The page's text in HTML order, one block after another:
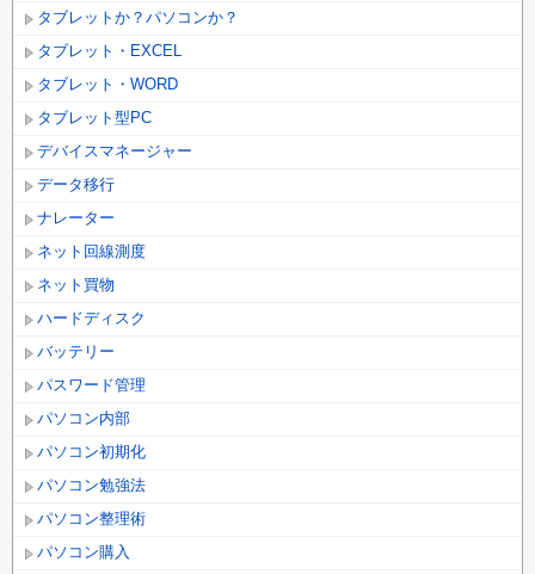
タブレットか？パソコンか？
タブレット・EXCEL
タブレット・WORD
タブレット型PC
デバイスマネージャー
データ移行
ナレーター
ネット回線測度
ネット買物
ハードディスク
バッテリー
パスワード管理
パソコン内部
パソコン初期化
パソコン勉強法
パソコン整理術
パソコン購入